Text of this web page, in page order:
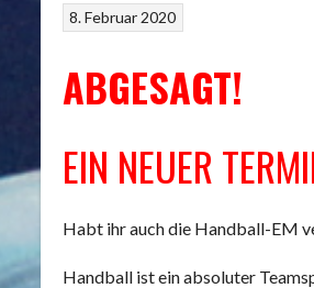
8. Februar 2020
ABGESAGT!
EIN NEUER
Habt ihr auch die Handball-EM
Handball ist ein absoluter